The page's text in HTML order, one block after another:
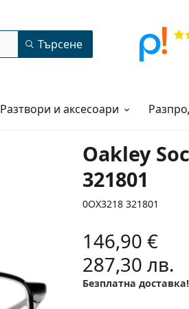
Прегледи
Търсене
Разтвори и аксесоари
Oakley
321801
0OX3218 321801
146,90 €
287,30 лв.
Безплатна доставка!